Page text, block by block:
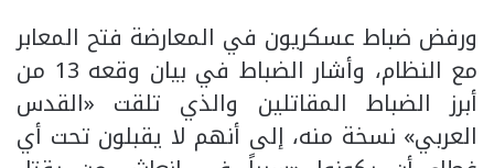
ورفض ضباط عسكريون في المعارضة فتح المعابر
مع النظام، وأشار الضباط في بيان وقعه 13 من
أبرز الضباط المقاتلين والذي تلقت «القدس
العربي» نسخة منه، إلى أنهم لا يقبلون تحت أي